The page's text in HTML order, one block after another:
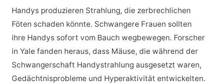
Handys produzieren Strahlung, die zerbrechlichen
Föten schaden könnte. Schwangere Frauen sollten
ihre Handys sofort vom Bauch wegbewegen. Forscher
in Yale fanden heraus, dass Mäuse, die während der
Schwangerschaft Handystrahlung ausgesetzt waren,
Gedächtnisprobleme und Hyperaktivität entwickelten.